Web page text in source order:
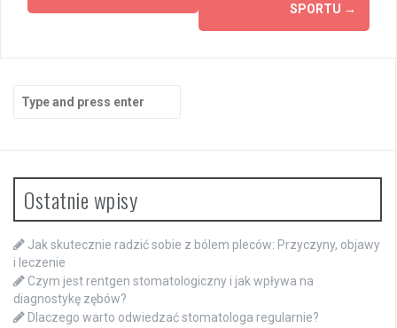
SPORTU →
Search
for:
Ostatnie wpisy
Jak skutecznie radzić sobie z bólem pleców: Przyczyny, objawy
i leczenie
Czym jest rentgen stomatologiczny i jak wpływa na
diagnostykę zębów?
Dlaczego warto odwiedzać stomatologa regularnie?